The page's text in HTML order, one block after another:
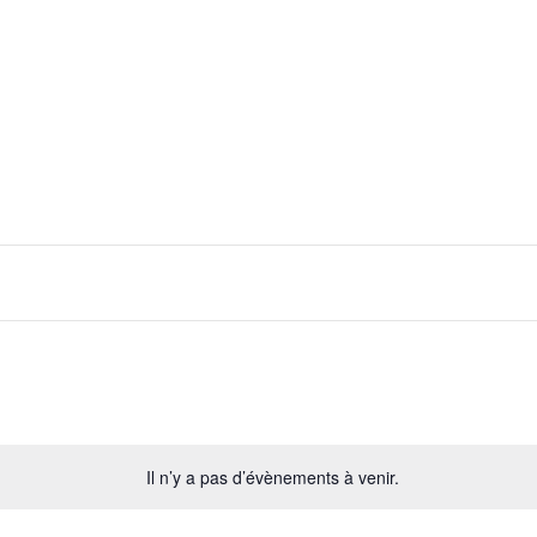
Il n’y a pas d’évènements à venir.